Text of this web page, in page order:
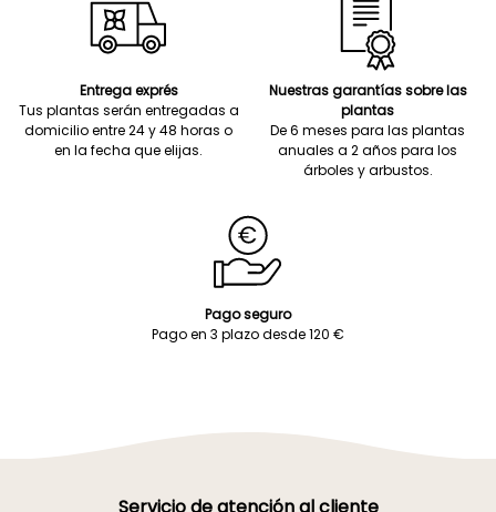
Entrega exprés
Tus plantas serán entregadas a
domicilio entre 24 y 48 horas o
en la fecha que elijas.
Nuestras garantías sobre las
plantas
De 6 meses para las plantas
anuales a 2 años para los
árboles y arbustos.
Pago seguro
Pago en 3 plazo desde 120 €